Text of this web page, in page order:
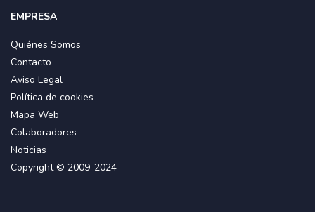
EMPRESA
Quiénes Somos
Contacto
Aviso Legal
Política de cookies
Mapa Web
Colaboradores
Noticias
Copyright © 2009-2024